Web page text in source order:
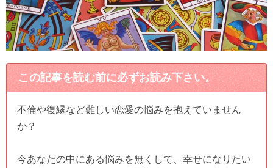
この記事を読む前に必ずお読み下さい。
不倫や復縁など難しい恋愛の悩みを抱えていません
か？
今あなたの中にある悩みを無くして、幸せになりたい